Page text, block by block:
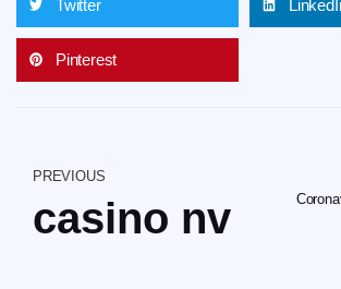
Twitter
Pinterest
PREVIOUS
casino nv –